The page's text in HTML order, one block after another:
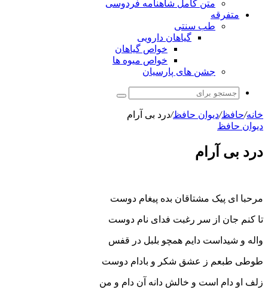
متن کامل شاهنامه فردوسی
متفرقه
طب سنتی
گیاهان دارویی
خواص گیاهان
خواص میوه ها
جشن های پارسیان
جستجو
خانه/حافظ/دیوان حافظ/درد بی آرام
دیوان حافظ
درد بی آرام
مرحبا ای پیک مشتاقان بده پیغام دوست
تا کنم جان از سر رغبت فدای نام دوست
واله و شیداست دایم همچو بلبل در قفس
طوطی طبعم ز عشق شکر و بادام دوست
زلف او دام است و خالش دانه آن دام و من